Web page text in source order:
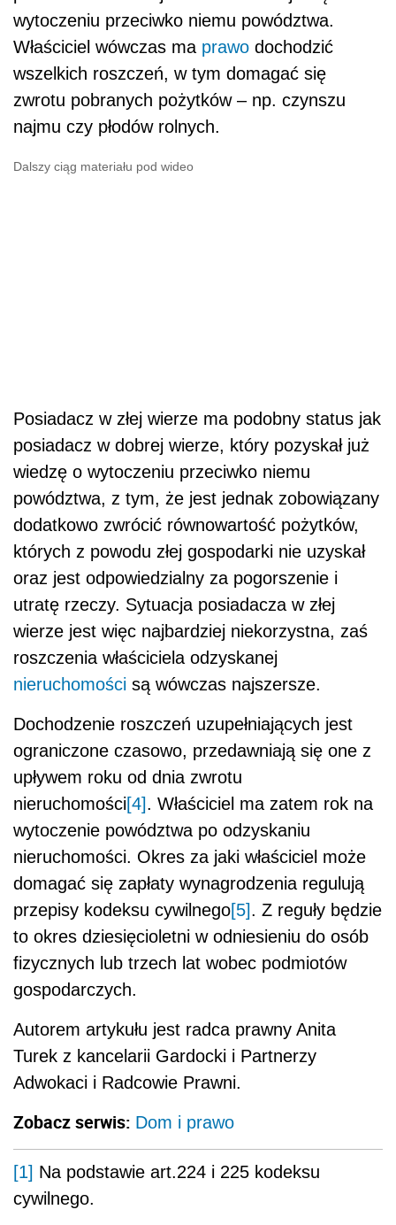
wytoczeniu przeciwko niemu powództwa.
Właściciel wówczas ma prawo dochodzić
wszelkich roszczeń, w tym domagać się
zwrotu pobranych pożytków – np. czynszu
najmu czy płodów rolnych.
Dalszy ciąg materiału pod wideo
Posiadacz w złej wierze ma podobny status jak
posiadacz w dobrej wierze, który pozyskał już
wiedzę o wytoczeniu przeciwko niemu
powództwa, z tym, że jest jednak zobowiązany
dodatkowo zwrócić równowartość pożytków,
których z powodu złej gospodarki nie uzyskał
oraz jest odpowiedzialny za pogorszenie i
utratę rzeczy. Sytuacja posiadacza w złej
wierze jest więc najbardziej niekorzystna, zaś
roszczenia właściciela odzyskanej
nieruchomości są wówczas najszersze.
Dochodzenie roszczeń uzupełniających jest
ograniczone czasowo, przedawniają się one z
upływem roku od dnia zwrotu
nieruchomości[4]. Właściciel ma zatem rok na
wytoczenie powództwa po odzyskaniu
nieruchomości. Okres za jaki właściciel może
domagać się zapłaty wynagrodzenia regulują
przepisy kodeksu cywilnego[5]. Z reguły będzie
to okres dziesięcioletni w odniesieniu do osób
fizycznych lub trzech lat wobec podmiotów
gospodarczych.
Autorem artykułu jest radca prawny Anita
Turek z kancelarii Gardocki i Partnerzy
Adwokaci i Radcowie Prawni.
Zobacz serwis: Dom i prawo
[1] Na podstawie art.224 i 225 kodeksu
cywilnego.